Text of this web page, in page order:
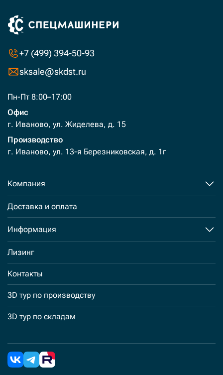
+7 (499) 394-50-93
sksale@skdst.ru
Пн-Пт 8:00–17:00
Офис
г. Иваново, ул. Жиделева, д. 15
Производство
г. Иваново, ул. 13-я Березниковская, д. 1г
Компания
Доставка и оплата
Информация
Лизинг
Контакты
3D тур по производству
3D тур по складам